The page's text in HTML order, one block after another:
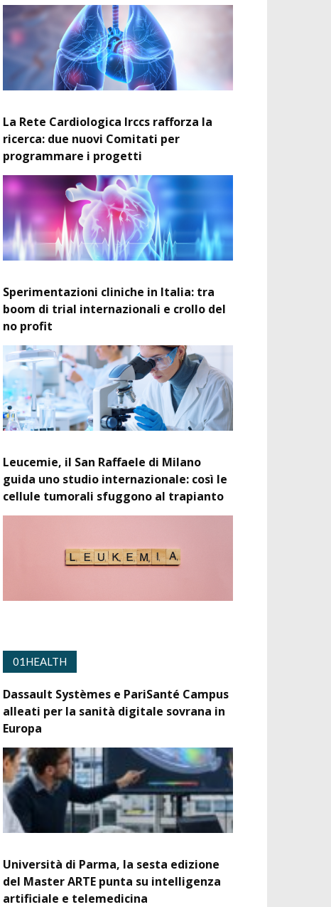
La Rete Cardiologica Irccs rafforza la
ricerca: due nuovi Comitati per
programmare i progetti
Sperimentazioni cliniche in Italia: tra
boom di trial internazionali e crollo del
no profit
Leucemie, il San Raffaele di Milano
guida uno studio internazionale: così le
cellule tumorali sfuggono al trapianto
01HEALTH
Dassault Systèmes e PariSanté Campus
alleati per la sanità digitale sovrana in
Europa
Università di Parma, la sesta edizione
del Master ARTE punta su intelligenza
artificiale e telemedicina